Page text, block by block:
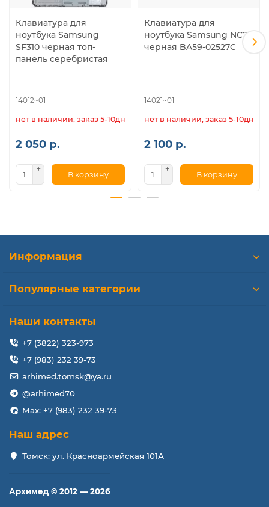
Клавиатура для
ноутбука Samsung
SF310 черная топ-
панель серебристая
14012~01
нет в наличии, заказ 5-10дн.
2 050 р.
В корзину
Клавиатура для
ноутбука Samsung NC20
черная BA59-02527C
14021~01
нет в наличии, заказ 5-10дн.
2 100 р.
В корзину
Информация
Популярные категории
Наши контакты
+7 (3822) 323-973
+7 (983) 232 39-73
arhimed.tomsk@ya.ru
@arhimed70
Max: +7 (983) 232 39-73
Наш адрес
Томск: ул. Красноармейская 101А
Архимед © 2012 — 2026